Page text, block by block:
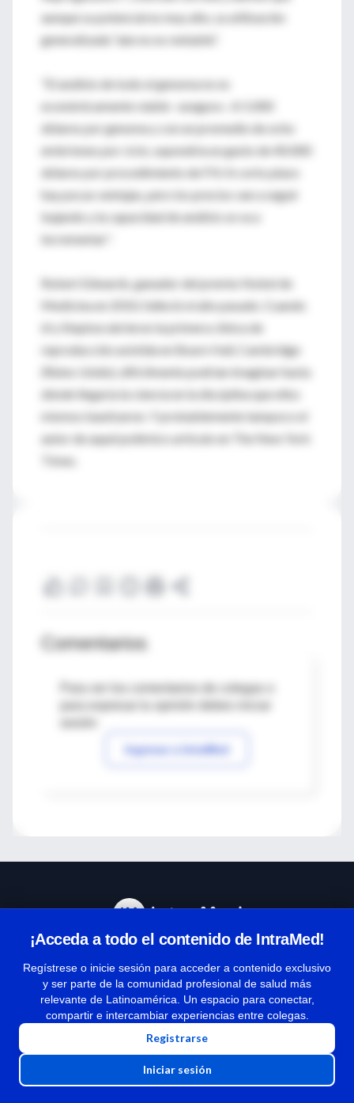
aunque su potencial es muy alto, su utilización
generalizada “aún no es rentable”.
“El análisis de todo el genoma no es
económicamente viable –asegura–. A 5.000
dólares por genoma y con un promedio de ocho
embriones por ciclo, supondría un gasto de 40.000
dólares por procedimiento de FIV. A corto plazo
hay pocas ventajas, pero los precios van a seguir
bajando y la capacidad de análisis se va a
incrementar”.
Robert Edwards, ganador del premio Nobel de
Medicina en 2010, falleció el año pasado. Cuando
él y Steptoe abrieron la primera clínica de
reproducción asistida en Bourn Hall, Cambridge
(Reino Unido), difícilmente podrían imaginar hasta
dónde llegaría la ciencia en la disciplina que ellos
mismos bautizaron. Y probablemente tampoco el
autor de aquel polémico artículo en The New York
Times.
Comentarios
Para ver los comentarios de colegas o
Ingresar a IntraMed
¡Acceda a todo el contenido de IntraMed!
Regístrese o inicie sesión para acceder a contenido exclusivo
y ser parte de la comunidad profesional de salud más
relevante de Latinoamérica. Un espacio para conectar,
compartir e intercambiar experiencias entre colegas.
Registrarse
Iniciar sesión
Términos y condiciones
| Políticas de privacidad
| Todos los derechos reservados | Copyright 1997-2026